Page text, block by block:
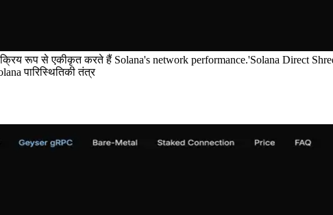
से एकीकृत करते हैं Solana's network performance.'Solana Direct
पारिस्थितिकी तंत्र